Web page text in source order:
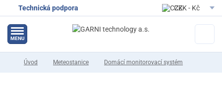
EUR - Eur
CZK - Kč
Technická podpora
MENU
Úvod Meteostanice Domácí monitorovací systém